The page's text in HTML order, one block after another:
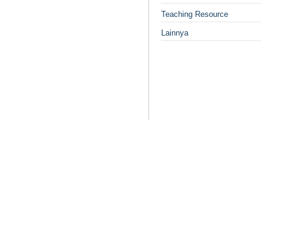
Teaching Resource
Lainnya